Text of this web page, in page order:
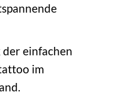
der einfachen
im